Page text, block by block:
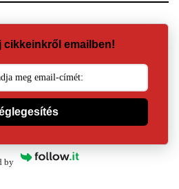
cikkeinkről emailben!
by